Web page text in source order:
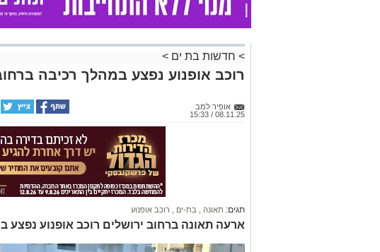
> חדשות בת ים >
רוכב אופנוע נפצע במהלך רכיבה
אופיר למב
08.11.25 / 15:33
תגים: תאונה בת-ים רוכב אופנוע
ארעה תאונה ברחוב ירושלים רוכב אופנוע נפצע